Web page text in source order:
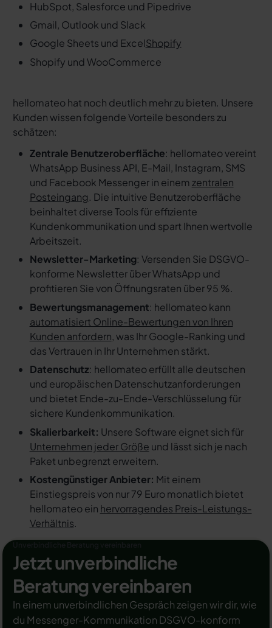
HubSpot, Salesforce und Pipedrive
Gmail, Outlook und Slack
Google Sheets und ExcelShopify
Shopify und WooCommerce
hellomateo hat noch deutlich mehr zu bieten. Unsere
Kunden wissen folgende Vorteile besonders zu
schätzen:
Zentrale Benutzeroberfläche: hellomateo vereint
WhatsApp Business API, E-Mail, Instagram, SMS
und Facebook Messenger in einem zentralen
Posteingang. Die intuitive Benutzeroberfläche
beinhaltet diverse Tools für effiziente
Kundenkommunikation und spart Ihnen wertvolle
Arbeitszeit.
Newsletter-Marketing: Versenden Sie DSGVO-
konforme Newsletter über WhatsApp und
profitieren Sie von Öffnungsraten über 95 %.
Bewertungsmanagement: hellomateo kann
automatisiert Online-Bewertungen von Ihren
Kunden anfordern, was Ihr Google-Ranking und
das Vertrauen in Ihr Unternehmen stärkt.
Datenschutz: hellomateo erfüllt alle deutschen
und europäischen Datenschutzanforderungen
und bietet Ende-zu-Ende-Verschlüsselung für
sichere Kundenkommunikation.
Skalierbarkeit: Unsere Software eignet sich für
Unternehmen jeder Größe und lässt sich je nach
Paket unbegrenzt erweitern.
Kostengünstiger Anbieter: Mit einem
Einstiegspreis von nur 79 Euro monatlich bietet
hellomateo ein hervorragendes Preis-Leistungs-
Verhältnis.
Jetzt unverbindliche
Beratung vereinbaren
In einem unverbindlichen Gespräch zeigen wir dir, wie
du Messenger-Kommunikation DSGVO-konform